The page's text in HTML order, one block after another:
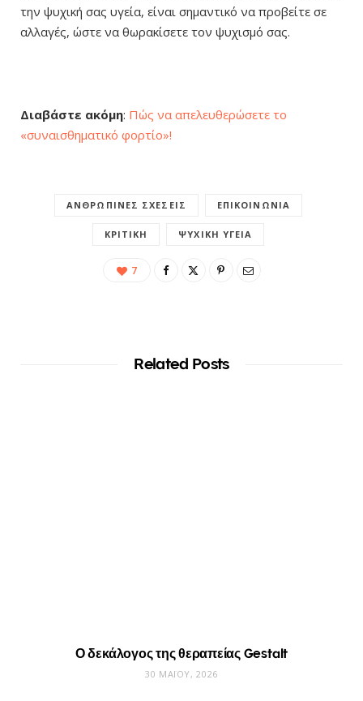
την ψυχική σας υγεία, είναι σημαντικό να προβείτε σε
αλλαγές, ώστε να θωρακίσετε τον ψυχισμό σας.
Διαβάστε ακόμη: Πώς να απελευθερώσετε το
«συναισθηματικό φορτίο»!
ΑΝΘΡΏΠΙΝΕΣ ΣΧΈΣΕΙΣ ΕΠΙΚΟΙΝΩΝΊΑ
ΚΡΙΤΙΚΉ ΨΥΧΙΚΉ ΥΓΕΊΑ
7
Related Posts
Ο δεκάλογος της θεραπείας Gestalt
30 ΜΑΪ́ΟΥ, 2026